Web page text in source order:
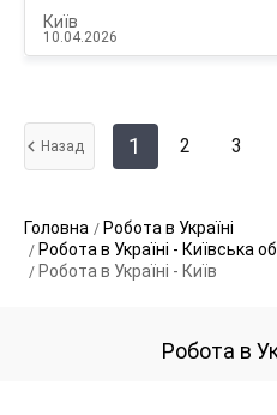
Бонусна система: приведи друга,
Основні задачі: Робота в
розвиватися? Пиши
Київ
10.04.2026
Назад 1 2 3
Головна
Робота в Україні
Робота в Україні - Київська
Робота в Україні - Київ
Робота в